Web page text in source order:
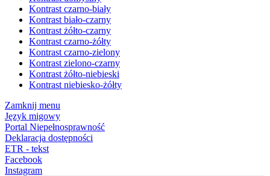
Kontrast czarno-biały
Kontrast biało-czarny
Kontrast żółto-czarny
Kontrast czarno-żółty
Kontrast czarno-zielony
Kontrast zielono-czarny
Kontrast żółto-niebieski
Kontrast niebiesko-żółty
Zamknij menu
Język migowy
Portal Niepełnosprawność
Deklaracja dostępności
ETR - tekst
Facebook
Instagram